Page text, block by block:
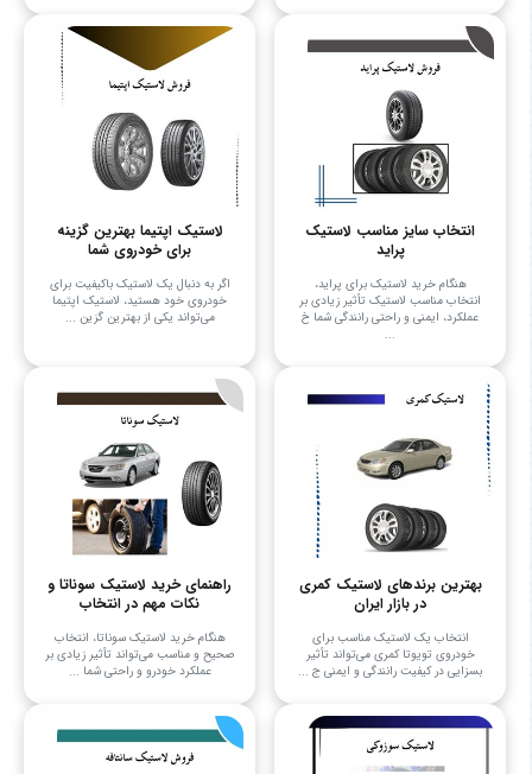
انتخاب سایز مناسب لاستیک
پراید
هنگام خرید لاستیک برای پراید،
انتخاب مناسب لاستیک تأثیر زیادی بر
عملکرد، ایمنی و راحتی رانندگی شما خ
...
لاستیک اپتیما بهترین گزینه
برای خودروی شما
اگر به دنبال یک لاستیک باکیفیت برای
خودروی خود هستید، لاستیک اپتیما
می‌تواند یکی از بهترین گزین ...
بهترین برندهای لاستیک کمری
در بازار ایران
انتخاب یک لاستیک مناسب برای
خودروی تویوتا کمری می‌تواند تأثیر
بسزایی در کیفیت رانندگی و ایمنی ج ...
راهنمای خرید لاستیک سوناتا و
نکات مهم در انتخاب
هنگام خرید لاستیک سوناتا، انتخاب
صحیح و مناسب می‌تواند تأثیر زیادی بر
عملکرد خودرو و راحتی شما ...